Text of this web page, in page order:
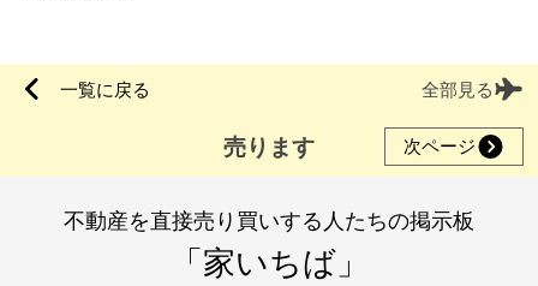
一覧に戻る 全部見る
売ります 次ページ
不動産を直接売り買いする人たちの掲示板
「家いちば」